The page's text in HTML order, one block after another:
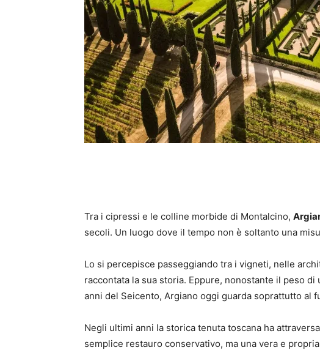
Tra i cipressi e le colline morbide di Montalcino,
secoli. Un luogo dove il tempo non è soltanto una
Lo si percepisce passeggiando tra i vigneti, nelle
raccontata la sua storia. Eppure, nonostante il peso
anni del Seicento, Argiano oggi guarda soprattutto al
Negli ultimi anni la storica tenuta toscana ha
semplice restauro conservativo, ma una vera e